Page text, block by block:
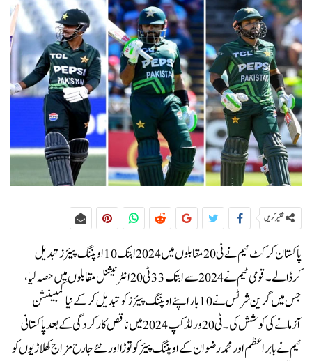
شئیر کریں
پاکستان کرکٹ ٹیم نے ٹی20 مقابلوں میں 2024 ابتک 10 اوپننگ پیئرز تبدیل
کرڈالے۔قومی ٹیم نے 2024 سے ابتک 33 ٹی20 انٹرنیشنل مقابلوں میں حصہ لیا،
جس میں گرین شرٹس نے 10 بار اپنے اوپننگ پیئرز کو تبدیل کرکے نیا کمبینشن
آزمانے کی کوشش کی۔ٹی20 ورلڈکپ 2024 میں ناقص کارکردگی کے بعد پاکستانی
ٹیم نے بابراعظم اور محمد رضوان کے اوپننگ پیئر کو توڑا اور نئے جارح مزاج کھلاڑیوں کو